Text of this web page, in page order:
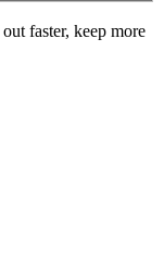
faster, keep more